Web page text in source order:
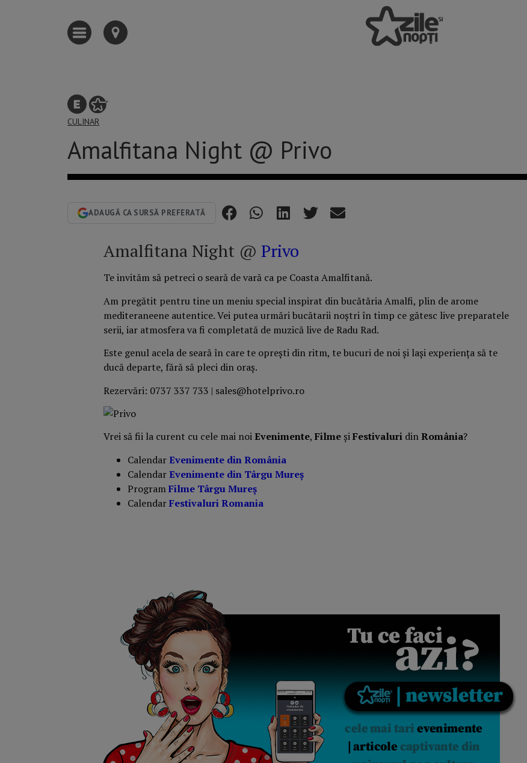
CULINAR
Amalfitana Night @ Privo
ADAUGĂ CA SURSĂ PREFERATĂ
Amalfitana Night @ Privo
Te invităm să petreci o seară de vară ca pe Coasta Amalfitană.
Am pregătit pentru tine un meniu special inspirat din bucătăria Amalfi, plin de arome
mediteraneene autentice. Vei putea urmări bucătarii noștri în timp ce gătesc live preparatele
serii, iar atmosfera va fi completată de muzică live de Radu Rad.
Este genul acela de seară în care te oprești din ritm, te bucuri de noi și lași experiența să te
ducă departe, fără să pleci din oraș.
Rezervări: 0737 337 733 | sales@hotelprivo.ro
Vrei să fii la curent cu cele mai noiEvenimente, Filme șiFestivaluri dinRomânia?
CalendarEvenimente din România
CalendarEvenimente din Târgu Mureș
ProgramFilme Târgu Mureș
CalendarFestivaluri Romania